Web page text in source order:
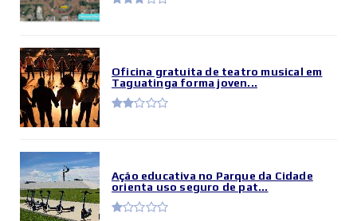
Oficina gratuita de teatro musical em
Taguatinga forma joven...
Ação educativa no Parque da Cidade
orienta uso seguro de pat...